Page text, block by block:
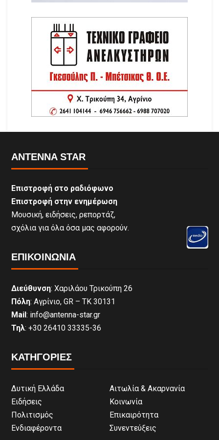
ANTENNA STAR
Επιστροφή στο ραδιόφωνο
Επιστροφή στην ενημέρωση
Μουσική, ειδήσεις, ρεπορτάζ,
σχόλια για όλα όσα μας αφορούν.
ΕΠΙΚΟΙΝΩΝΊΑ
Διεύθυνση: Χαριλάου Τρικούπη 26
Πόλη: Αγρίνιο, GR – ΤΚ 30131
Mail: info@antenna-star.gr
Τηλ: +30 26410 33335-36
ΚΑΤΗΓΟΡΙΕΣ
Δυτική Ελλάδα
Αιτωλία & Ακαρνανία
Ειδήσεις
Κοινωνία
Πολιτισμός
Επικαιρότητα
Ενδιαφέροντα
Συνεντεύξεις